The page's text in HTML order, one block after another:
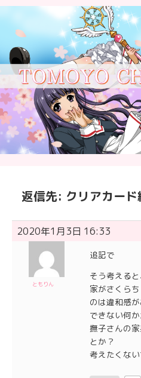
返信先: クリアカー
2020年1月3日 16:33
ともりん
追記で
そう考える
家がさくら
のは違和感が
できない何
撫子さんの
とか？
考えたくない